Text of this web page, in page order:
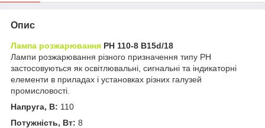
Опис
Лампа розжарювання РН 110-8 В15d/18
Лампи розжарювання різного призначення типу РН
застосовуються як освітлювальні, сигнальні та індикаторні
елементи в приладах і установках різних галузей
промисловості.
Напруга, В: 110
Потужність, Вт: 8